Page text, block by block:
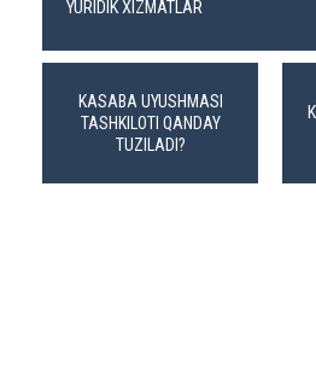
YURIDIK XIZMATLAR
KASABA UYUSHMASI
TASHKILOTI QANDAY
TUZILADI?